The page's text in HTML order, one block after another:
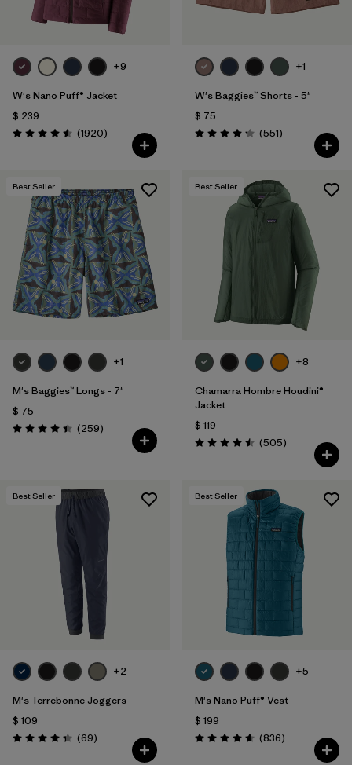
+9
W's Nano Puff® Jacket
$ 239
Valoración: 4.6 / 5
(1920Comentarios
)
+1
W's Baggies™ Shorts - 5"
$ 75
Valoración: 4.2 / 5
(551Comentarios
)
Best Seller
+1
M's Baggies™ Longs - 7"
$ 75
Valoración: 4.4 / 5
(259Comentarios
)
Best Seller
+8
Chamarra Hombre Houdini®
Jacket
$ 119
Valoración: 4.5 / 5
(505Comentarios
)
Best Seller
+2
M's Terrebonne Joggers
$ 109
Valoración: 4.3 / 5
(69Comentarios
)
Best Seller
+5
M's Nano Puff® Vest
$ 199
Valoración: 4.7 / 5
(836Comentarios
)